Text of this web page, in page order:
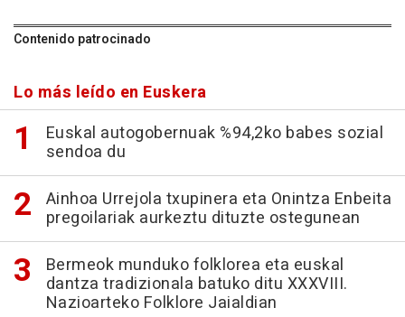
Contenido patrocinado
Lo más leído en Euskera
Euskal autogobernuak %94,2ko babes sozial
sendoa du
Ainhoa Urrejola txupinera eta Onintza Enbeita
pregoilariak aurkeztu dituzte ostegunean
Bermeok munduko folklorea eta euskal
dantza tradizionala batuko ditu XXXVIII.
Nazioarteko Folklore Jaialdian